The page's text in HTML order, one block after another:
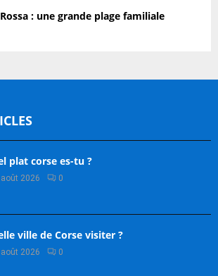
: une grande plage familiale
plat corse es-tu ?
2026 0
ville de Corse visiter ?
2026 0